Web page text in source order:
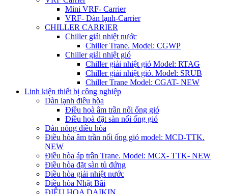
Mini VRF- Carrier
VRF- Dàn lạnh-Carrier
CHILLER CARRIER
Chiller giải nhiệt nước
Chiller Trane. Model: CGWP
Chiller giải nhiệt gió
Chiller giải nhiệt gió Model: RTAG
Chiller giải nhiệt gió. Model: SRUB
Chiller Trane Model: CGAT- NEW
Linh kiện thiết bị công nghiệp
Dàn lạnh điều hòa
Điều hoà âm trần nối ống gió
Điều hoà đặt sàn nối ống gió
Dàn nóng điều hòa
Điều hòa âm trần nối ống gió model: MCD-TTK.
NEW
Điều hòa áp trần Trane. Model: MCX- TTK- NEW
Điều hòa đặt sàn tủ đứng
Điều hòa giải nhiệt nước
Điều hòa Nhật Bãi
ĐIÊU HOA DAIKIN